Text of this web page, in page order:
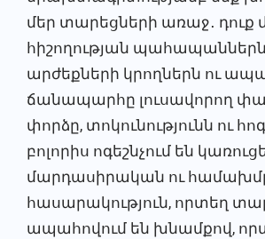
մեր տարեցների առաջ․ դուք
հիշողության պահապաններն
արժեքների կրողներն ու
ճանապարհը լուսավորող
փորձը, տոկունությունն ու
բոլորիս ոգեշնչում են
մարդասիրական ու
հասարակություն, որտեղ
ապահովում են խնամքով,